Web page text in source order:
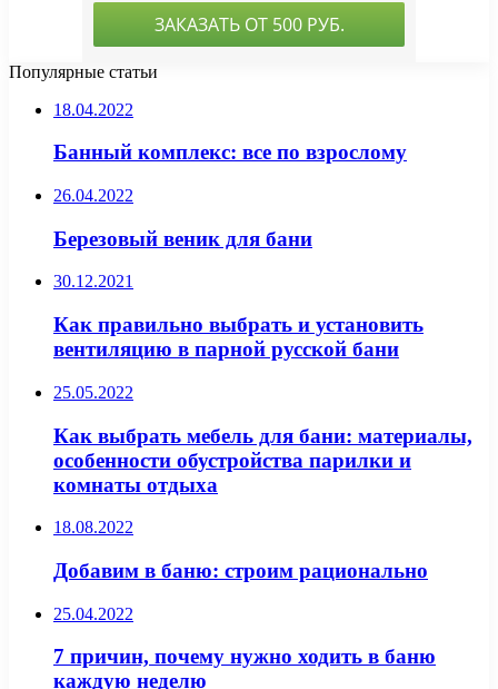
Популярные статьи
18.04.2022
Банный комплекс: все по взрослому
26.04.2022
Березовый веник для бани
30.12.2021
Как правильно выбрать и установить
вентиляцию в парной русской бани
25.05.2022
Как выбрать мебель для бани: материалы,
особенности обустройства парилки и
комнаты отдыха
18.08.2022
Добавим в баню: строим рационально
25.04.2022
7 причин, почему нужно ходить в баню
каждую неделю